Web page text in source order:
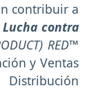
contribuir a
contra
RED™
y Ventas